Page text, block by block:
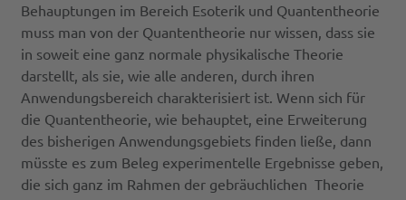
Behauptungen im Bereich Esoterik und Quantentheorie
muss man von der Quantentheorie nur wissen, dass sie
in soweit eine ganz normale physikalische Theorie
darstellt, als sie, wie alle anderen, durch ihren
Anwendungsbereich charakterisiert ist. Wenn sich für
die Quantentheorie, wie behauptet, eine Erweiterung
des bisherigen Anwendungsgebiets finden ließe, dann
müsste es zum Beleg experimentelle Ergebnisse geben,
die sich ganz im Rahmen der gebräuchlichen Theorie